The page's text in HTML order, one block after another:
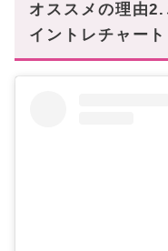
オススメの理由
イントレチャート